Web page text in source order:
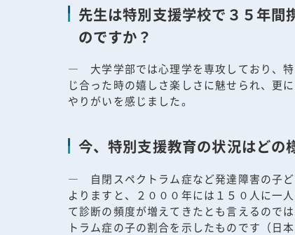
先生は特別支援学校で３５年間
のですか？
― 大学学部では心理学を専攻しており、特
じ合った時の嬉しさ楽しさに魅せられ、更
やりがいを感じました。
今、特別支援教育の状況はどの
― 自閉スペクトラム症など発達障害の子ど
よりますと、２０００年には１５０人に一
て診断の頻度が増えてきたとも言えるので
トラム症の子の割合を示したものです（日